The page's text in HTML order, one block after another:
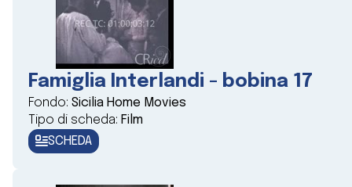
Famiglia Interlandi - bobina 17
Fondo: Sicilia Home Movies
Tipo di scheda: Film
SCHEDA